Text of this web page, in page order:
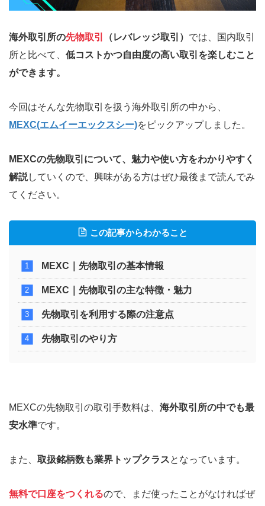
海外取引所の先物取引 （レバレッジ取引） では、国内取引
所と比べて、 低コストかつ自由度の高い取引を楽しむこと
ができます。
今回はそんな先物取引を扱う海外取引所の中から、
MEXC(エムイーエックスシー)をピックアップしました。
MEXCの先物取引について、魅力や使い方をわかりやすく
解説していくので、興味がある方はぜひ最後まで読んでみ
てください。
この記事からわかること
MEXC｜先物取引の基本情報
MEXC｜先物取引の主な特徴・魅力
先物取引を利用する際の注意点
先物取引のやり方
MEXCの先物取引の取引手数料は、 海外取引所の中でも最
安水準です。
また、 取扱銘柄数も業界トップクラスとなっています。
無料で口座をつくれるので、まだ使ったことがなければぜ